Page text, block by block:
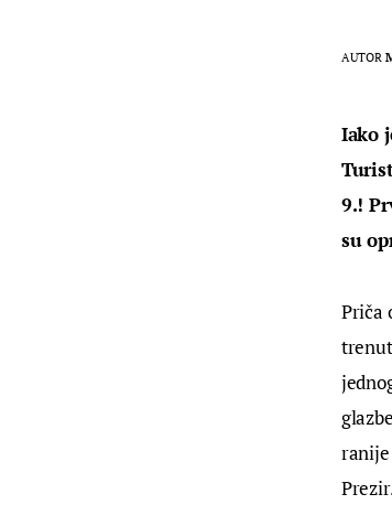
AUTOR
Iako
9.!
su
Priča
ranije